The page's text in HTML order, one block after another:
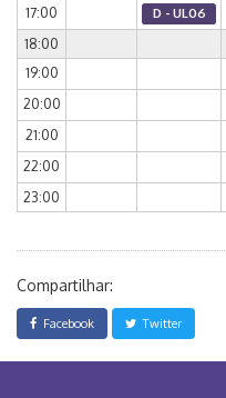
17:00 D - UL06
18:00
19:00
20:00
21:00
22:00
23:00
Compartilhar:
Facebook Twitter